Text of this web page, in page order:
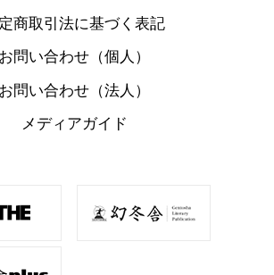
商取引法に基づく表記
お問い合わせ（個人）
お問い合わせ（法人）
メディアガイド